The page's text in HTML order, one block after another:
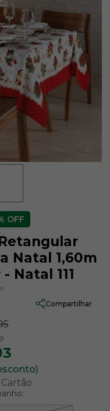
OFF
Natal 1,60m
Natal 111
Compartilhar